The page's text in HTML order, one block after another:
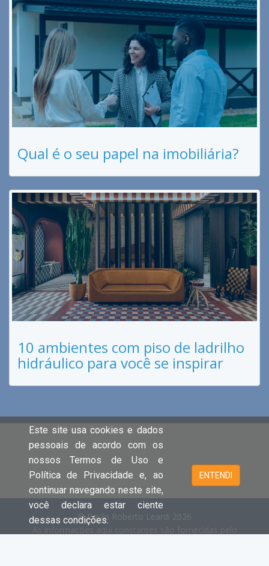
Qual é o seu papel na imobiliária?
10 ambientes com piso de ladrilho
hidráulico para você se inspirar
© Paulo Roberto Leardi 2026
Este site usa cookies e dados
pessoais de acordo com os
nossos Termos de Uso e
Política de Privacidade e, ao
continuar navegando neste site,
você declara estar ciente
dessas condições.
ENTENDI